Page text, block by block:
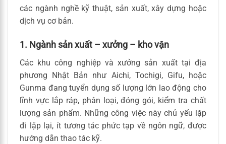
các ngành nghề kỹ thuật, sản xuất, xây dựng hoặc
dịch vụ cơ bản.
1. Ngành sản xuất – xưởng – kho vận
Các khu công nghiệp và xưởng sản xuất tại địa
phương Nhật Bản như Aichi, Tochigi, Gifu, hoặc
Gunma đang tuyển dụng số lượng lớn lao động cho
lĩnh vực lắp ráp, phân loại, đóng gói, kiểm tra chất
lượng sản phẩm. Những công việc này chủ yếu lặp
đi lặp lại, ít tương tác phức tạp về ngôn ngữ, được
hướng dẫn thao tác kỹ.